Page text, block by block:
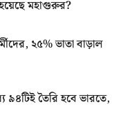
হয়েছে মহাগুরুর?
২৫% ভাতা বাড়াল
৯৪টিই তৈরি হবে ভারতে,